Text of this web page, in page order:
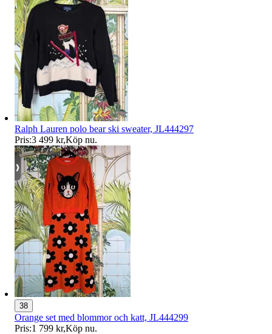
Ralph Lauren polo bear ski sweater, JL444297
Pris:3 499 kr,Köp nu.
38
Orange set med blommor och katt, JL444299
Pris:1 799 kr,Köp nu.